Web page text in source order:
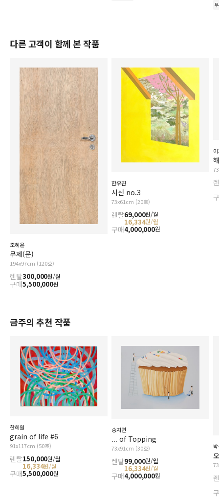
다른 고객이 함께 본 작품
조혜은
무제(문)
194x97cm (120호)
렌탈300,000원/월
구매5,500,000원
한유진
시선 no.3
73x61cm (20호)
렌탈69,000원/월
16,334원/월
구매4,000,000원
금주의 추천 작품
한혜원
grain of life #6
91x117cm (50호)
렌탈150,000원/월
16,334원/월
구매5,500,000원
송지연
... of Topping
73x91cm (30호)
렌탈99,000원/월
16,334원/월
구매4,000,000원